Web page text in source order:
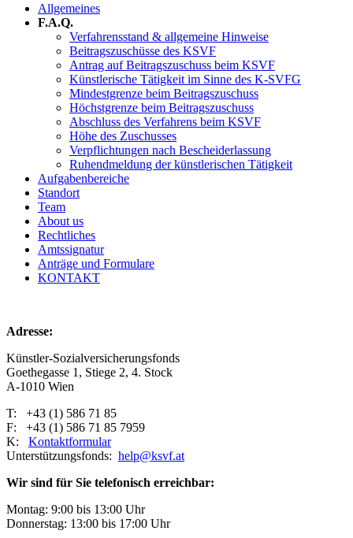
Allgemeines
F.A.Q.
Verfahrensstand & allgemeine Hinweise
Beitragszuschüsse des KSVF
Antrag auf Beitragszuschuss beim KSVF
Künstlerische Tätigkeit im Sinne des K-SVFG
Mindestgrenze beim Beitragszuschuss
Höchstgrenze beim Beitragszuschuss
Abschluss des Verfahrens beim KSVF
Höhe des Zuschusses
Verpflichtungen nach Bescheiderlassung
Ruhendmeldung der künstlerischen Tätigkeit
Aufgabenbereiche
Standort
Team
About us
Rechtliches
Amtssignatur
Anträge und Formulare
KONTAKT
Adresse:
Künstler-Sozialversicherungsfonds
Goethegasse 1, Stiege 2, 4. Stock
A-1010 Wien
T: +43 (1) 586 71 85
F: +43 (1) 586 71 85 7959
K: Kontaktformular
Unterstützungsfonds: help@ksvf.at
Wir sind für Sie telefonisch erreichbar:
Montag: 9:00 bis 13:00 Uhr
Donnerstag: 13:00 bis 17:00 Uhr